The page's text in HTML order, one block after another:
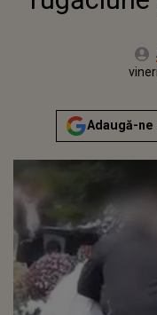
joi, 8 decembrie 2022
Adaugă-